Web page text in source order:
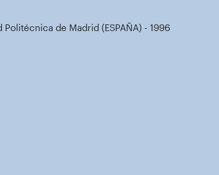
de Madrid (ESPAÑA) - 1996